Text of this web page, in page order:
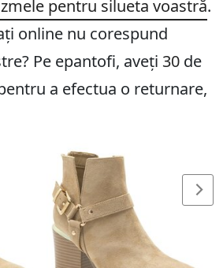
pentru silueta voastră.
online nu corespund
Pe epantofi, aveți 30 de
a efectua o returnare,